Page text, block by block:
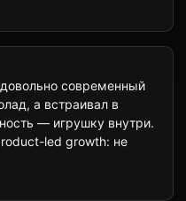
современный
а встраивал в
— игрушку внутри.
led growth: не